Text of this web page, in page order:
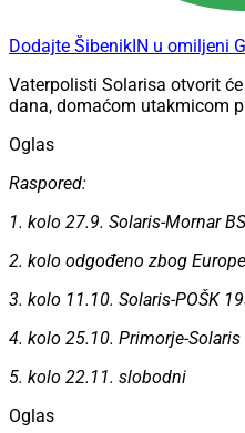
Dodajte ŠibenikIN u omiljeni
Vaterpolisti Solarisa otvorit
dana, domaćom utakmicom
Oglas
Raspored:
1. kolo 27.9. Solaris-Mornar BS
2. kolo odgođeno zbog
3. kolo 11.10. Solaris-POŠK
4. kolo 25.10. Primorje-Solaris
5. kolo 22.11. slobodni
Oglas